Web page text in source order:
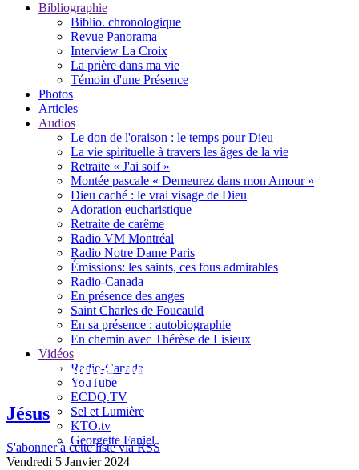
Bibliographie
Biblio. chronologique
Revue Panorama
Interview La Croix
La prière dans ma vie
Témoin d'une Présence
Photos
Articles
Audios
Le don de l'oraison : le temps pour Dieu
La vie spirituelle à travers les âges de la vie
Retraite « J'ai soif »
Montée pascale « Demeurez dans mon Amour »
Dieu caché : le vrai visage de Dieu
Adoration eucharistique
Retraite de carême
Radio VM Montréal
Radio Notre Dame Paris
Émissions: les saints, ces fous admirables
Radio-Canada
En présence des anges
Saint Charles de Foucauld
En sa présence : autobiographie
En chemin avec Thérèse de Lisieux
Vidéos
Radio-Canada
YouTube
ECDQ.TV
Sel et Lumière
KTO.tv
Georgette Faniel
Le blogue de Jacques Gauthier
Jésus
S'abonner à cette liste via RSS
Vendredi 5 Janvier 2024